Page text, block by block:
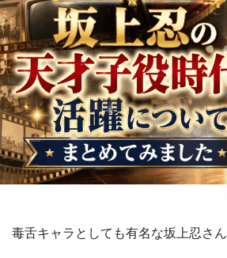
毒舌キャラとしても有名な坂上忍さん